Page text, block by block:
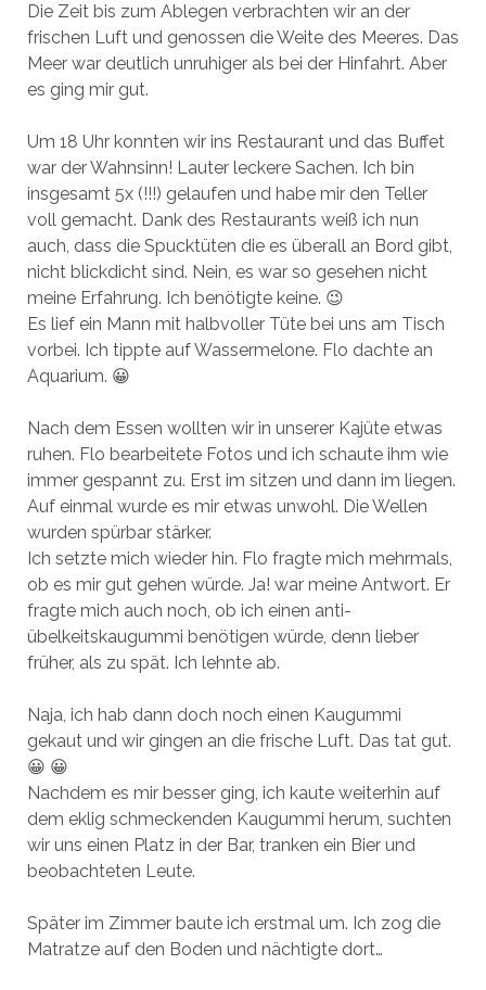
Die Zeit bis zum Ablegen verbrachten wir an der
frischen Luft und genossen die Weite des Meeres. Das
Meer war deutlich unruhiger als bei der Hinfahrt. Aber
es ging mir gut.
Um 18 Uhr konnten wir ins Restaurant und das Buffet
war der Wahnsinn! Lauter leckere Sachen. Ich bin
insgesamt 5x (!!!) gelaufen und habe mir den Teller
voll gemacht. Dank des Restaurants weiß ich nun
auch, dass die Spucktüten die es überall an Bord gibt,
nicht blickdicht sind. Nein, es war so gesehen nicht
meine Erfahrung. Ich benötigte keine. 😉
Es lief ein Mann mit halbvoller Tüte bei uns am Tisch
vorbei. Ich tippte auf Wassermelone. Flo dachte an
Aquarium. 😀
Nach dem Essen wollten wir in unserer Kajüte etwas
ruhen. Flo bearbeitete Fotos und ich schaute ihm wie
immer gespannt zu. Erst im sitzen und dann im liegen.
Auf einmal wurde es mir etwas unwohl. Die Wellen
wurden spürbar stärker.
Ich setzte mich wieder hin. Flo fragte mich mehrmals,
ob es mir gut gehen würde. Ja! war meine Antwort. Er
fragte mich auch noch, ob ich einen anti-
übelkeitskaugummi benötigen würde, denn lieber
früher, als zu spät. Ich lehnte ab.
Naja, ich hab dann doch noch einen Kaugummi
gekaut und wir gingen an die frische Luft. Das tat gut.
😀 😀
Nachdem es mir besser ging, ich kaute weiterhin auf
dem eklig schmeckenden Kaugummi herum, suchten
wir uns einen Platz in der Bar, tranken ein Bier und
beobachteten Leute.
Später im Zimmer baute ich erstmal um. Ich zog die
Matratze auf den Boden und nächtigte dort…